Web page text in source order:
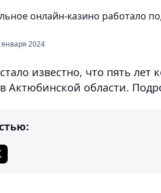
онлайн-казино работало
января 2024
известно, что пять лет
Актюбинской области.